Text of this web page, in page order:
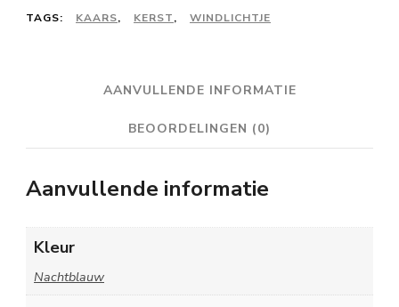
TAGS:
KAARS, KERST, WINDLICHTJE
AANVULLENDE INFORMATIE
BEOORDELINGEN (0)
Aanvullende informatie
Kleur
Nachtblauw